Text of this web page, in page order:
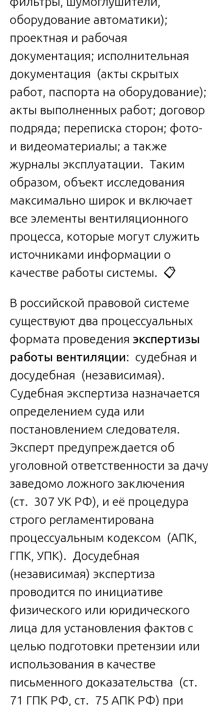
оборудование автоматики);
проектная и рабочая
документация; исполнительная
документация (акты скрытых
работ, паспорта на оборудование);
акты выполненных работ; договор
подряда; переписка сторон; фото-
и видеоматериалы; а также
журналы эксплуатации. Таким
образом, объект исследования
максимально широк и включает
все элементы вентиляционного
процесса, которые могут служить
источниками информации о
качестве работы системы. 📋
В российской правовой системе
существуют два процессуальных
формата проведения экспертизы
работы вентиляции: судебная и
досудебная (независимая).
Судебная экспертиза назначается
определением суда или
постановлением следователя.
Эксперт предупреждается об
уголовной ответственности за дачу
заведомо ложного заключения
(ст. 307 УК РФ), и её процедура
строго регламентирована
процессуальным кодексом (АПК,
ГПК, УПК). Досудебная
(независимая) экспертиза
проводится по инициативе
физического или юридического
лица для установления фактов с
целью подготовки претензии или
использования в качестве
письменного доказательства (ст.
71 ГПК РФ, ст. 75 АПК РФ) при